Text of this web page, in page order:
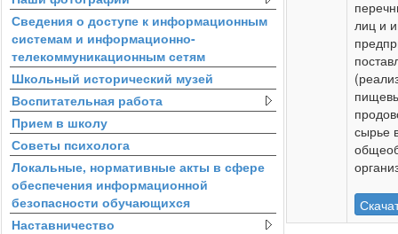
Сведения о доступе к информационным
системам и информационно-
телекоммуникационным сетям
Школьный исторический музей
Воспитательная работа
Прием в школу
Советы психолога
Локальные, нормативные акты в сфере
обеспечения информационной
безопасности обучающихся
Наставничество
лиц и
сырье